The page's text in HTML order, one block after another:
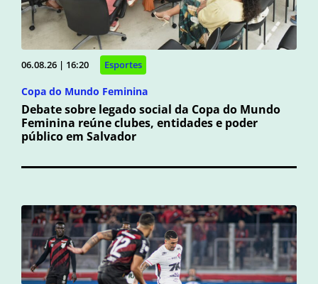
06.08.26 | 16:20 Esportes
Copa do Mundo Feminina
Debate sobre legado social da Copa do Mundo
Feminina reúne clubes, entidades e poder
público em Salvador